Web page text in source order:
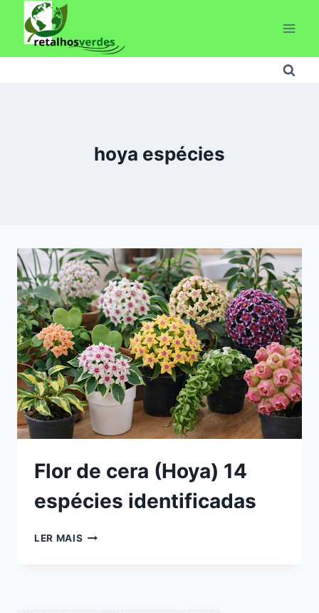
para
hoya espécies
Flor de cera (Hoya) 14
espécies identificadas
LER MAIS FLOR